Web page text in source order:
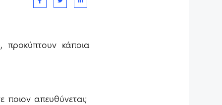
κάποια
απευθύνεται;